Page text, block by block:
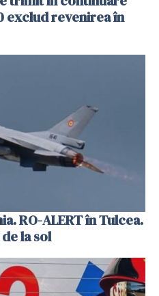
exclud revenirea în
RO-ALERT în Tulcea.
la sol